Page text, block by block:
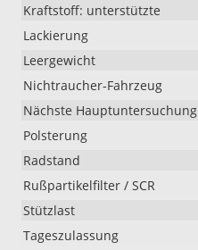
Kraftstoff: unterstützte
Lackierung
Leergewicht
Nichtraucher-Fahrzeug
Nächste Hauptuntersuchung
Polsterung
Radstand
Rußpartikelfilter / SCR
Stützlast
Tageszulassung